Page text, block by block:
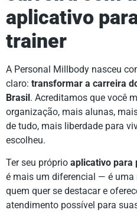
aplicativo
trainer
A Personal Millbody nasceu
claro: transformar a carreira
Brasil. Acreditamos que você
organização, mais alunas,
de tudo, mais liberdade para
escolheu.
Ter seu próprio aplicativo para
é mais um diferencial — é uma
quem quer se destacar e
atendimento possível para